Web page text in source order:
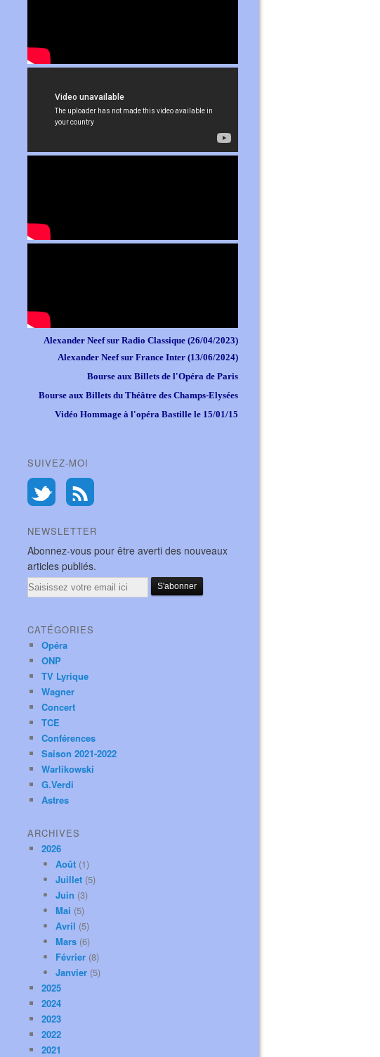
Alexander Neef sur Radio Classique (26/04/2023)
Alexander Neef sur France Inter (13/06/2024)
Bourse aux Billets de l'Opéra de Paris
Bourse aux Billets du Théâtre des Champs-Elysées
Vidéo Hommage à l'opéra Bastille le 15/01/15
SUIVEZ-MOI
NEWSLETTER
Abonnez-vous pour être averti des nouveaux
articles publiés.
Email
CATÉGORIES
Opéra
ONP
TV Lyrique
Wagner
Concert
TCE
Conférences
Saison 2021-2022
Warlikowski
G.Verdi
Astres
ARCHIVES
2026
Août (1)
Juillet (5)
Juin (3)
Mai (5)
Avril (5)
Mars (6)
Février (8)
Janvier (5)
2025
2024
2023
2022
2021